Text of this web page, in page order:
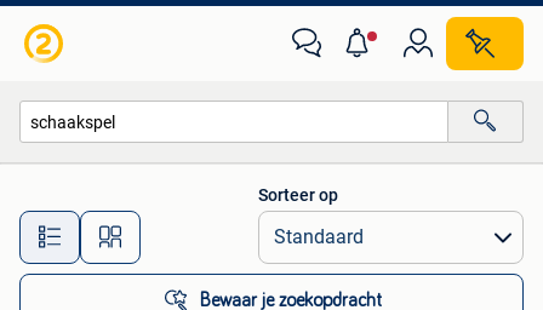
Alle afstanden…
Sorteer op
Bewaar je zoekopdracht